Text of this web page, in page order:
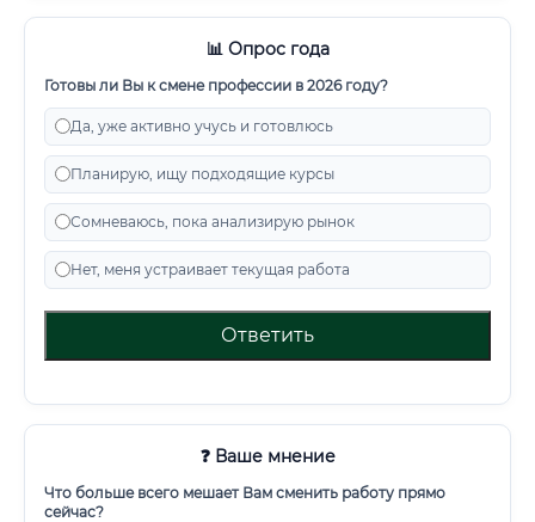
📊 Опрос года
Готовы ли Вы к смене профессии в 2026 году?
Да, уже активно учусь и готовлюсь
Планирую, ищу подходящие курсы
Сомневаюсь, пока анализирую рынок
Нет, меня устраивает текущая работа
Ответить
❓ Ваше мнение
Что больше всего мешает Вам сменить работу прямо
сейчас?